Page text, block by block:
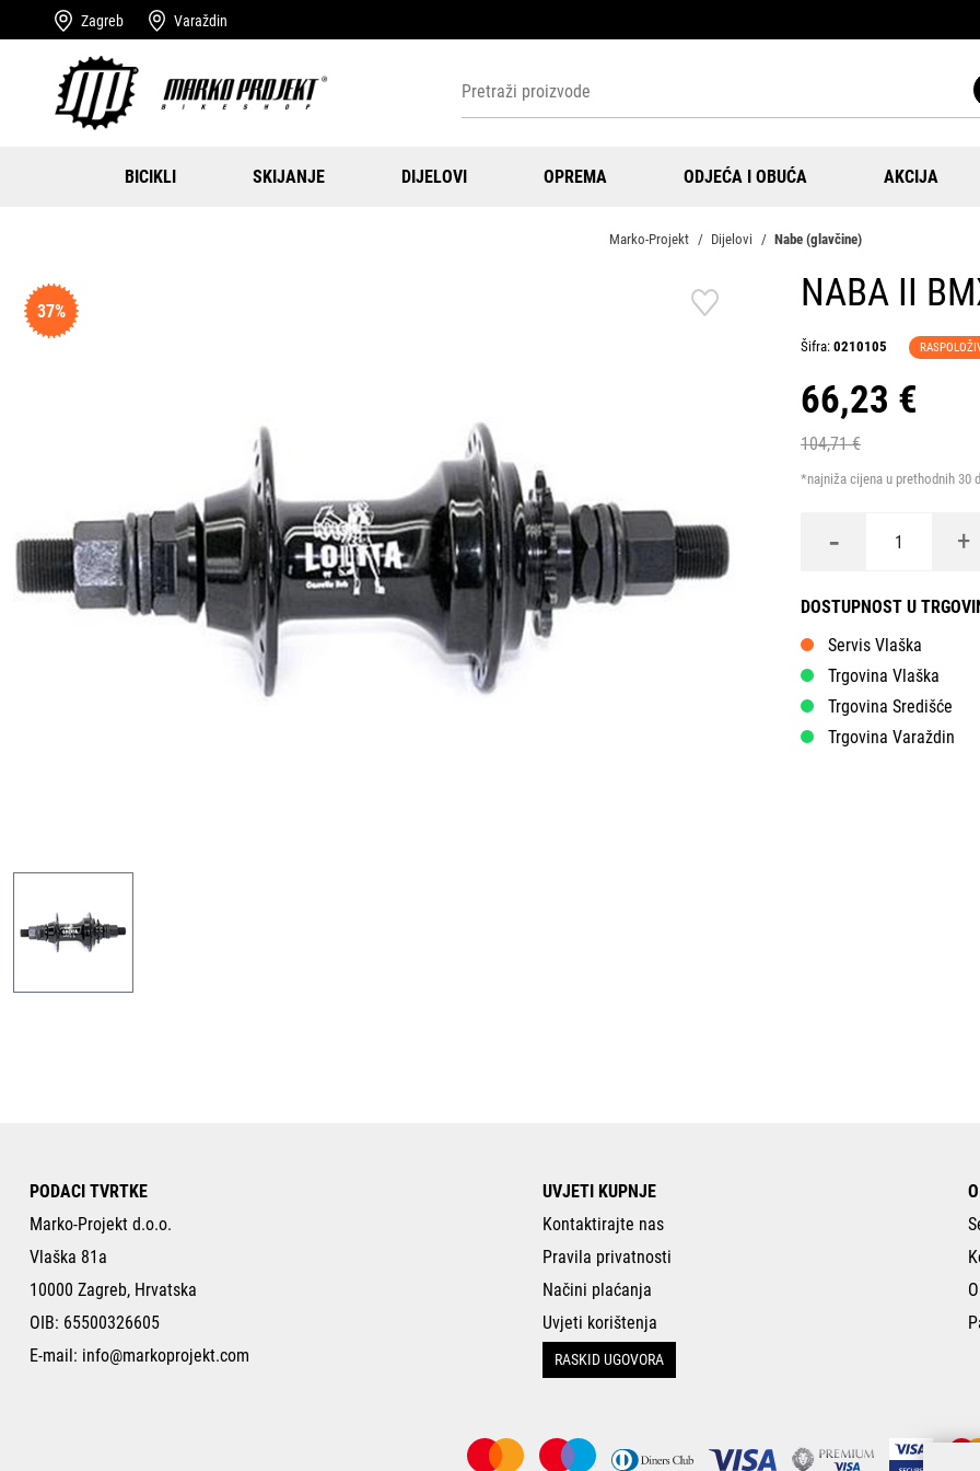
Zagreb Varaždin
BICIKLI SKIJANJE DIJELOVI OPREMA ODJEĆA I OBUĆA AKCIJA
Marko-Projekt Dijelovi Nabe (glavčine)
37% NABA II
Šifra: 0210105
66,23 €
104,71 €
*najniža cijena u prethodnih 30
- +
DOSTUPNOST U
Servis Vlaška
Trgovina Vlaška
Trgovina Središće
Trgovina Varaždin
PODACI TVRTKE
Marko-Projekt d.o.o.
Vlaška 81a
10000 Zagreb, Hrvatska
OIB: 65500326605
E-mail: info@markoprojekt.com
UVJETI KUPNJE
Kontaktirajte nas
Pravila privatnosti
Načini plaćanja
Uvjeti korištenja
RASKID UGOVORA